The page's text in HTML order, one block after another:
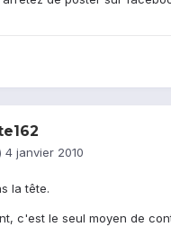
4 janvier 2010
la tête.
c'est le seul moyen de